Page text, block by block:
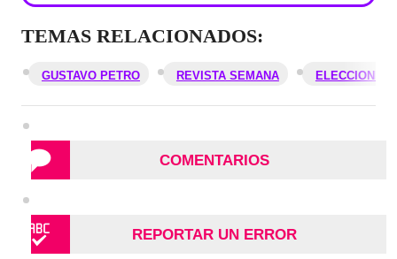
TEMAS RELACIONADOS:
GUSTAVO PETRO REVISTA SEMANA ELECCIONES
COMENTARIOS
REPORTAR UN ERROR